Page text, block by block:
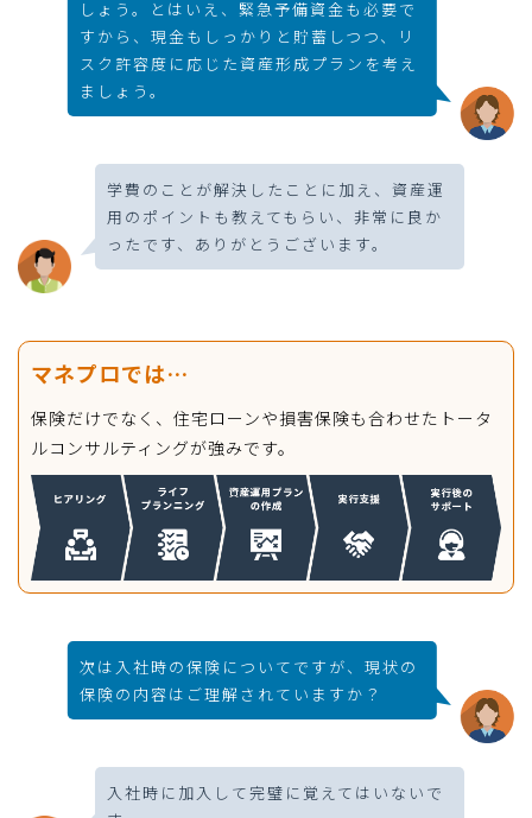
しょう。とはいえ、緊急予備資金も必要で
すから、現金もしっかりと貯蓄しつつ、リ
スク許容度に応じた資産形成プランを考え
ましょう。
学費のことが解決したことに加え、資産運
用のポイントも教えてもらい、非常に良か
ったです、ありがとうございます。
マネプロでは…
保険だけでなく、住宅ローンや損害保険も合わせたトータ
ルコンサルティングが強みです。
次は入社時の保険についてですが、現状の
保険の内容はご理解されていますか？
入社時に加入して完璧に覚えてはいないで